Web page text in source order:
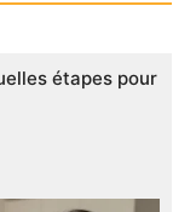
étapes pour